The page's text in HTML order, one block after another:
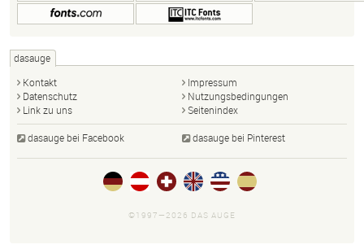
dasauge
Kontakt
Impressum
Datenschutz
Nutzungsbedingungen
Link zu uns
Seitenindex
dasauge bei Facebook dasauge bei Pinterest
©1997—2026 DAS AUGE